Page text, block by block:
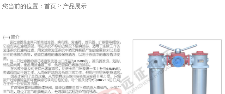
您当前的位置：首页 > 产品展示